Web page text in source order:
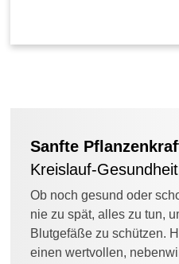
Sanfte
Kreislauf-Gesundheit
Ob noch gesund oder
nie zu spät, alles zu tun,
Blutgefäße zu schützen.
einen wertvollen,
r
e
F
l
c
k
?